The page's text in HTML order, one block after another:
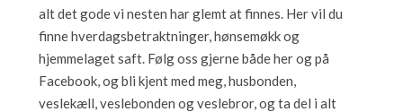
alt det gode vi nesten har glemt at finnes. Her vil du
finne hverdagsbetraktninger, hønsemøkk og
hjemmelaget saft. Følg oss gjerne både her og på
Facebook, og bli kjent med meg, husbonden,
veslekæll, veslebonden og veslebror, og ta del i alt